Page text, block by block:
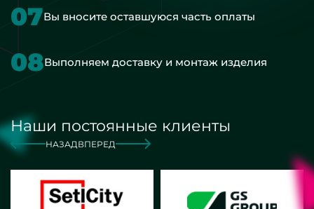
07Вы вносите оставшуюся часть оплаты
08Выполняем доставку и монтаж изделия
Наши постоянные клиенты
НАЗАД ВПЕРЕД